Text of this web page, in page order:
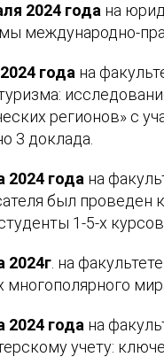
2024 года на
международно-
года на
регионов» с
3 доклада.
2024 года на
был проведен
1-5-х
2024г . на
многополярного
2024 года на
учету: